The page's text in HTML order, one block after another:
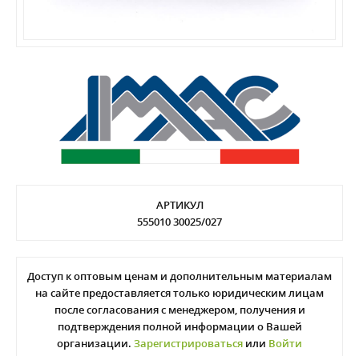
АРТИКУЛ
555010 30025/027
Доступ к оптовым ценам и дополнительным материалам
на сайте предоставляется только юридическим лицам
после согласования с менеджером, получения и
подтверждения полной информации о Вашей
организации. Зарегистрироваться или Войти